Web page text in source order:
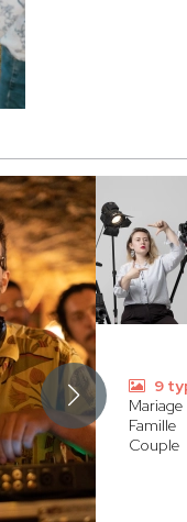
9
Mariage
Famille
Couple